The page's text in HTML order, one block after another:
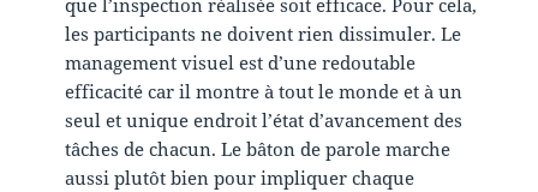
les participants ne doivent rien dissimuler. Le
management visuel est d’une redoutable
efficacité car il montre à tout le monde et à un
seul et unique endroit l’état d’avancement des
tâches de chacun. Le bâton de parole marche
aussi plutôt bien pour impliquer chaque